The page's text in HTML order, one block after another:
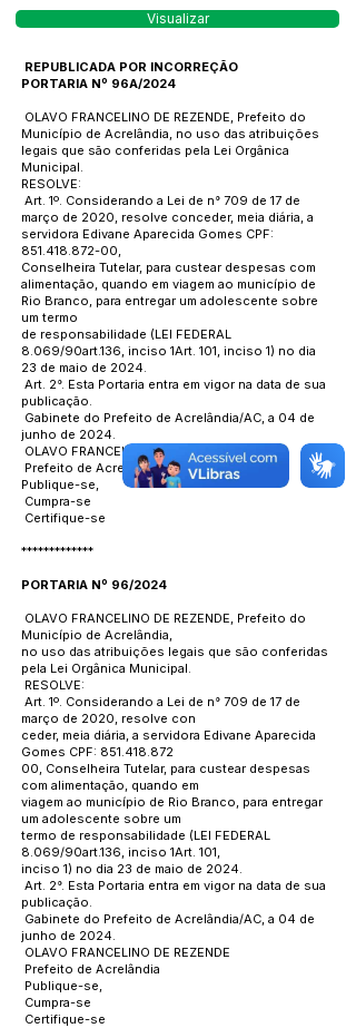
Visualizar
REPUBLICADA POR INCORREÇÃO
PORTARIA Nº 96A/2024
OLAVO FRANCELINO DE REZENDE, Prefeito do
Município de Acrelândia, no uso das atribuições
legais que são conferidas pela Lei Orgânica
Municipal.
RESOLVE:
Art. 1º. Considerando a Lei de n° 709 de 17 de
março de 2020, resolve conceder, meia diária, a
servidora Edivane Aparecida Gomes CPF:
851.418.872-00,
Conselheira Tutelar, para custear despesas com
alimentação, quando em viagem ao município de
Rio Branco, para entregar um adolescente sobre
um termo
de responsabilidade (LEI FEDERAL
8.069/90art.136, inciso 1Art. 101, inciso 1) no dia
23 de maio de 2024.
Art. 2°. Esta Portaria entra em vigor na data de sua
publicação.
Gabinete do Prefeito de Acrelândia/AC, a 04 de
junho de 2024.
OLAVO FRANCELINO DE REZENDE
Prefeito de Acrelândia
Publique-se,
Cumpra-se
Certifique-se
*************
PORTARIA Nº 96/2024
OLAVO FRANCELINO DE REZENDE, Prefeito do
Município de Acrelândia,
no uso das atribuições legais que são conferidas
pela Lei Orgânica Municipal.
RESOLVE:
Art. 1º. Considerando a Lei de n° 709 de 17 de
março de 2020, resolve con
ceder, meia diária, a servidora Edivane Aparecida
Gomes CPF: 851.418.872
00, Conselheira Tutelar, para custear despesas
com alimentação, quando em
viagem ao município de Rio Branco, para entregar
um adolescente sobre um
termo de responsabilidade (LEI FEDERAL
8.069/90art.136, inciso 1Art. 101,
inciso 1) no dia 23 de maio de 2024.
Art. 2°. Esta Portaria entra em vigor na data de sua
publicação.
Gabinete do Prefeito de Acrelândia/AC, a 04 de
junho de 2024.
OLAVO FRANCELINO DE REZENDE
Prefeito de Acrelândia
Publique-se,
Cumpra-se
Certifique-se